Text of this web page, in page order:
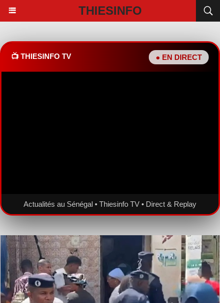
THIESINFO
📺 THIESINFO TV ● EN DIRECT
Actualités au Sénégal • Thiesinfo TV • Direct & Replay